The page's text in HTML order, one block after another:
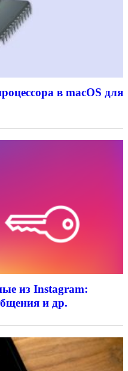
в macOS для
из Instagram:
и др.